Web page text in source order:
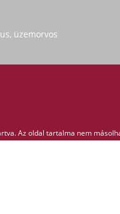
üzemorvos
Az oldal tartalma nem